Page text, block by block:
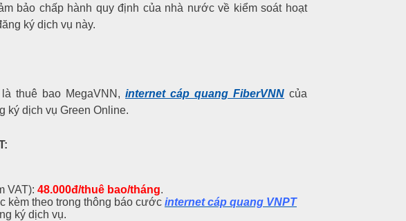
bảo chấp hành quy định của nhà nước về kiểm soát hoạt
ký dịch vụ này.
thuê bao MegaVNN, internet cáp quang FiberVNN của
ký dịch vụ Green Online.
:
VAT): 48.000đ/thuê bao/tháng.
kèm theo trong thông báo cước internet cáp quang VNPT
ký dịch vụ.